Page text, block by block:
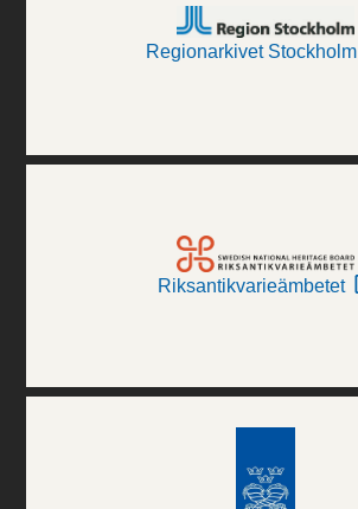
Regionarkivet Stockholm
Riksantikvarieämbetet